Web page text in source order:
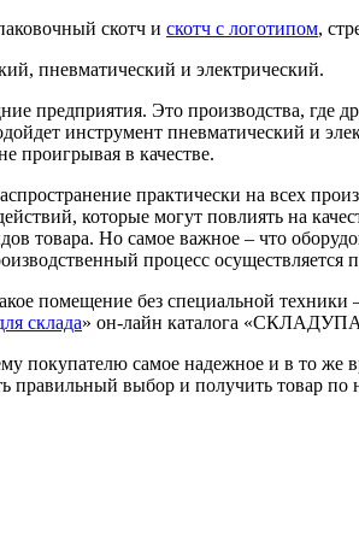
скотч и скотч с логотипом,
пневматический и электрический.
предприятия. Это производства, где
инструмент пневматический и
проигрывая в качестве.
практически на всех
которые могут повлиять на
товара. Но самое важное – что
процесс
помещение без специальной
склада» он-лайн каталога
покупателю самое надежное и в то же
выбор и получить товар